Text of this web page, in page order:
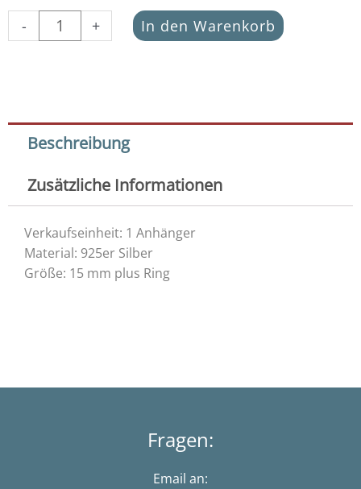
-
Team
Menge
+ In den Warenkorb
Beschreibung
Zusätzliche Informationen
Verkaufseinheit: 1 Anhänger
Material: 925er Silber
Größe: 15 mm plus Ring
Fragen:
Email an: